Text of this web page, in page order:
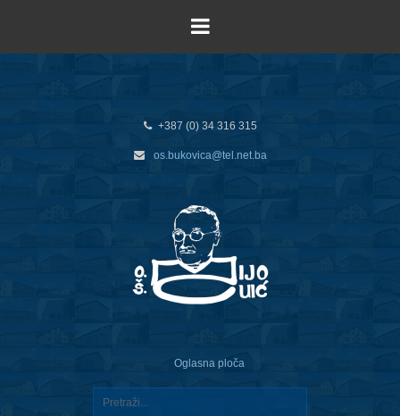
+387 (0) 34 316 315
os.bukovica@tel.net.ba
Oglasna ploča